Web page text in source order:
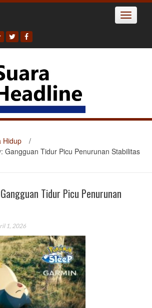
Toggle
Hidup
/
Gangguan Tidur Picu Penurunan Stabilitas
Tidur Picu Penurunan
1, 2026